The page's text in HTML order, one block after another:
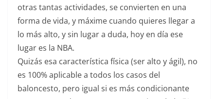
otras tantas actividades, se convierten en una
forma de vida, y máxime cuando quieres llegar a
lo más alto, y sin lugar a duda, hoy en día ese
lugar es la NBA.
Quizás esa característica física (ser alto y ágil), no
es 100% aplicable a todos los casos del
baloncesto, pero igual si es más condicionante